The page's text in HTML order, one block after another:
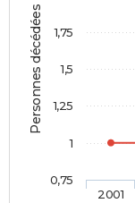
Personnes décédées
2001
0,75
1
1,25
1,5
1,75